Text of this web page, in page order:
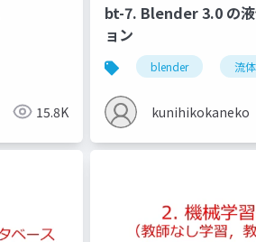
15.8K
bt-7. Blender 3.0 の
ョン
blender 流
kunihikokaneko